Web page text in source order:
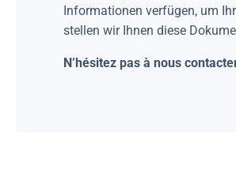
Informationen verfügen, um
stellen wir Ihnen diese
N’hésitez pas à nous